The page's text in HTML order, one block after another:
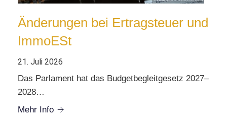
Änderungen bei Ertragsteuer und
ImmoESt
21. Juli 2026
Das Parlament hat das Budgetbegleitgesetz 2027–
2028…
Mehr Info